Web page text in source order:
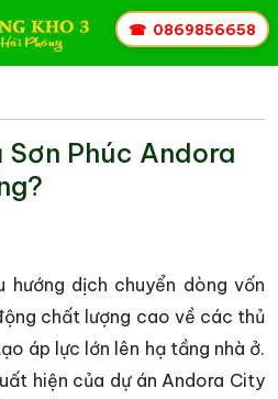
Phúc Andora
hướng dịch chuyển dòng vốn
chất lượng cao về các thủ
áp lực lớn lên hạ tầng nhà ở.
hiện của dự án Andora City
☎ 0869856658